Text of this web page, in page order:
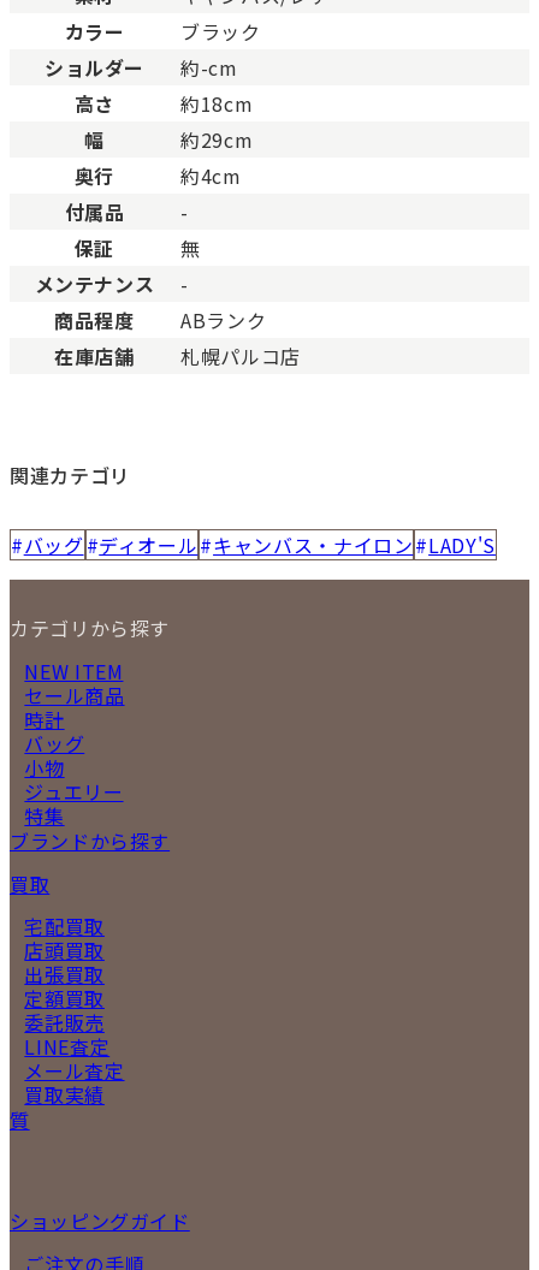
BCランク
Cランク
カラー
ブラック
ショルダー
約-cm
高さ
約18cm
幅
約29cm
奥行
約4cm
付属品
-
保証
無
メンテナンス
-
商品程度
ABランク
在庫店舗
札幌パルコ店
関連カテゴリ
バッグ ディオール キャンバス・ナイロン LADY'S
カテゴリから探す
NEW ITEM
セール商品
時計
バッグ
小物
ジュエリー
特集
ブランドから探す
買取
宅配買取
店頭買取
出張買取
定額買取
委託販売
LINE査定
メール査定
買取実績
質
ショッピングガイド
ご注文の手順